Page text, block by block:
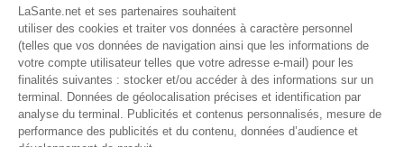
Licence ARS : 590009874
Licence Ordinale : 126921
49 boulevard Bizet
59650 Villeneuve d'Ascq
Contactez-nous !